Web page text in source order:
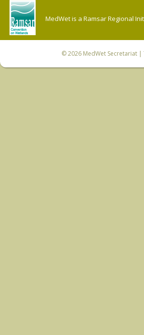
MedWet is a Ramsar Regional
© 2026 MedWet Secretariat|